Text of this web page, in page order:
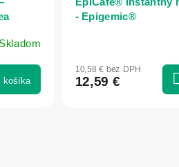
Skladom
košíka
- Epigemic®
produktu
10,58 € bez DPH
12,59 €